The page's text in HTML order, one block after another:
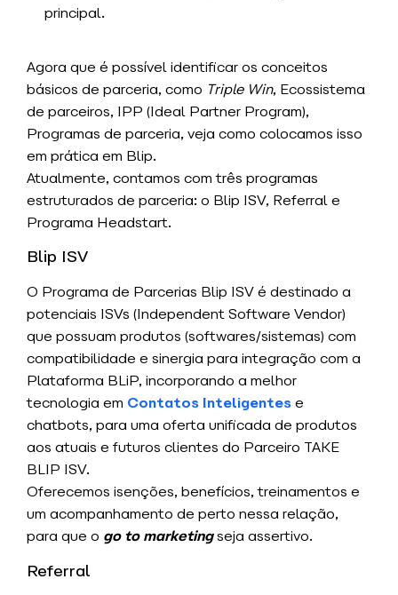
principal.
Agora que é possível identificar os conceitos
básicos de parceria, como Triple Win, Ecossistema
de parceiros, IPP (Ideal Partner Program),
Programas de parceria, veja como colocamos isso
em prática em Blip.
Atualmente, contamos com três programas
estruturados de parceria: o Blip ISV, Referral e
Programa Headstart.
Blip ISV
O Programa de Parcerias Blip ISV é destinado a
potenciais ISVs (Independent Software Vendor)
que possuam produtos (softwares/sistemas) com
compatibilidade e sinergia para integração com a
Plataforma BLiP, incorporando a melhor
tecnologia em Contatos Inteligentese
chatbots, para uma oferta unificada de produtos
aos atuais e futuros clientes do Parceiro TAKE
BLIP ISV.
Oferecemos isenções, benefícios, treinamentos e
um acompanhamento de perto nessa relação,
para que o go to marketingseja assertivo.
Referral